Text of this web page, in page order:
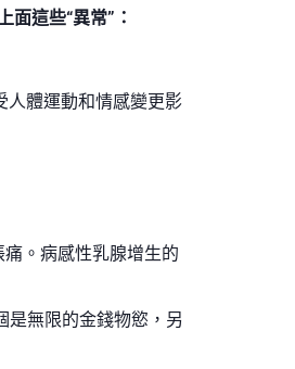
這些“異常”：
人體運動和情感變更影
。病感性乳腺增生的
是無限的金錢物慾，另